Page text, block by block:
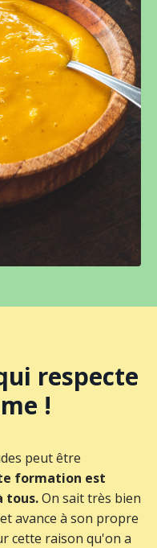
respecte
!
peut être
formation est
tous.On sait très bien
avance à son propre
cette raison qu'on a